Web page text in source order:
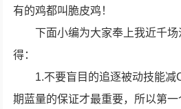
有的鸡都叫脆皮鸡！
下面小编为大家奉上我近千
得：
1.不要盲目的追逐被动技能
期蓝量的保证才最重要，所以第